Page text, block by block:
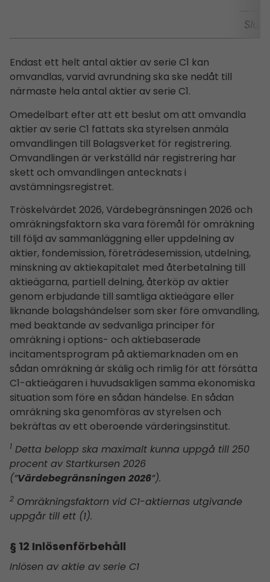
Endast ett helt antal aktier av serie C1 kan
omvandlas, varvid avrundning ska ske nedåt till
närmaste hela antal aktier av serie C1.
Omedelbart efter att ett beslut om att omvandla
aktier av serie C1 fattats ska styrelsen anmäla
omvandlingen till Bolagsverket för registrering.
Omvandlingen är verkställd när registrering har
skett och omvandlingen antecknats i
avstämningsregistret.
Tröskelvärdet 2026, Värdebegränsningen 2026 och
omräkningsfaktorn ska vara föremål för omräkning
till följd av sammanläggning eller uppdelning av
aktier, fondemission, företrädesemission, utdelning,
minskning av aktiekapitalet med återbetalning till
aktieägarna, partiell delning, återköp av aktier
genom erbjudande till samtliga aktieägare eller
liknande bolagshändelser som sker före omvandling,
med beaktande av sedvanliga principer för
omräkning i options- och aktiebaserade
incitamentsprogram på aktiemarknaden om en
sådan omräkning är skälig och rimlig för att försätta
C1-aktieägaren i huvudsakligen samma ekonomiska
situation som före en sådan händelse. En sådan
omräkning ska genomföras av styrelsen och
bekräftas av ett oberoende värderingsinstitut.
1 Detta belopp ska maximalt kunna uppgå till 250
procent av Startkursen 2026
(”Värdebegränsningen 2026”).
2 Omräkningsfaktorn vid C1-aktiernas utgivande
uppgår till ett (1).
§ 12 Inlösenförbehåll
Inlösen av aktie av serie C1